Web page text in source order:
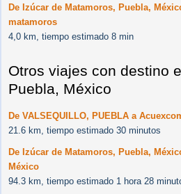
De Izúcar de Matamoros, Puebla,
matamoros
4,0 km, tiempo estimado 8 min
Otros viajes con destino
Puebla, México
De VALSEQUILLO, PUEBLA a
21.6 km, tiempo estimado 30 minutos
De Izúcar de Matamoros, Puebla,
México
94.3 km, tiempo estimado 1 hora 28